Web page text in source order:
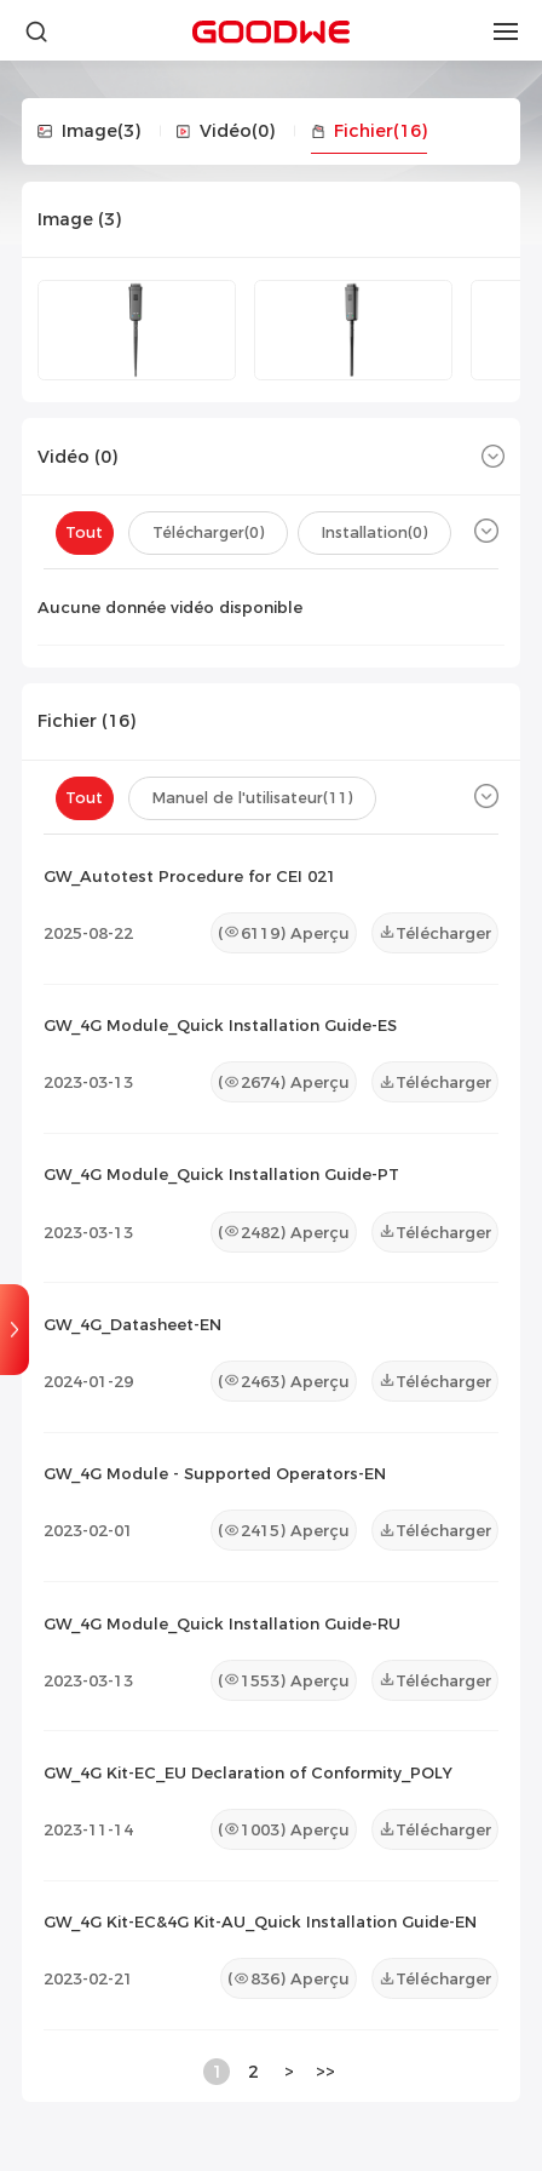
Image(3) Vidéo(0) Fichier(16)
Image (3)
Vidéo (0)
Tout Télécharger(0) Installation(0)
Aucune donnée vidéo disponible
Fichier (16)
Tout Manuel de l'utilisateur(11)
GW_Autotest Procedure for CEI 021
2025-08-22 ( 6119) Aperçu Télécharger
GW_4G Module_Quick Installation Guide-ES
2023-03-13 ( 2674) Aperçu Télécharger
GW_4G Module_Quick Installation Guide-PT
2023-03-13 ( 2482) Aperçu Télécharger
GW_4G_Datasheet-EN
2024-01-29 ( 2463) Aperçu Télécharger
GW_4G Module - Supported Operators-EN
2023-02-01 ( 2415) Aperçu Télécharger
GW_4G Module_Quick Installation Guide-RU
2023-03-13 ( 1553) Aperçu Télécharger
GW_4G Kit-EC_EU Declaration of Conformity_POLY
2023-11-14 ( 1003) Aperçu Télécharger
GW_4G Kit-EC&4G Kit-AU_Quick Installation Guide-EN
2023-02-21 ( 836) Aperçu Télécharger
1 2 > >>